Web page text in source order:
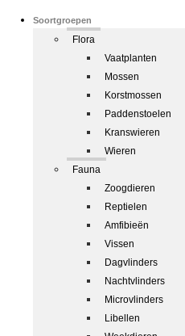
Soortgroepen
Flora
Vaatplanten
Mossen
Korstmossen
Paddenstoelen
Kranswieren
Wieren
Fauna
Zoogdieren
Reptielen
Amfibieën
Vissen
Dagvlinders
Nachtvlinders
Microvlinders
Libellen